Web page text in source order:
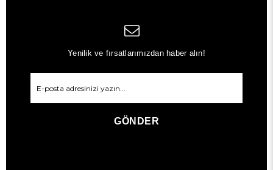
Yenilik ve fırsatlarımızdan haber alın!
GÖNDER